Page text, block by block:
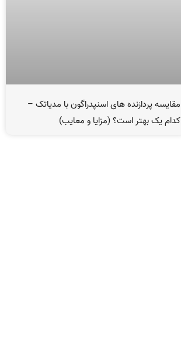
مقایسه پردازنده های اسنپدراگون با مدیاتک –
کدام یک بهتر است؟ (مزایا و معایب)